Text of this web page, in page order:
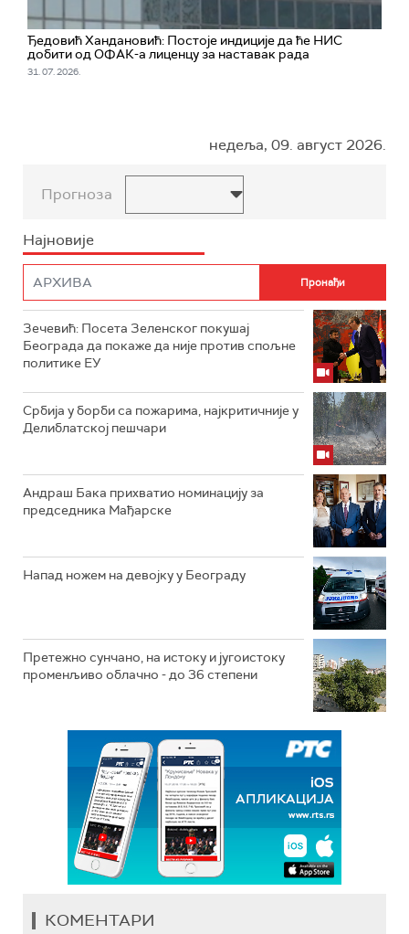
Ђедовић Хандановић: Постоје индиције да ће НИС
добити од ОФАК-а лиценцу за наставак рада
31. 07. 2026.
недеља, 09. август 2026.
Прогноза
Најновије
Зечевић: Посета Зеленског покушај
Београда да покаже да није против спољне
политике ЕУ
Србија у борби са пожарима, најкритичније у
Делиблатској пешчари
Андраш Бака прихватио номинацију за
председника Мађарске
Напад ножем на девојку у Београду
Претежно сунчано, на истоку и југоистоку
променљиво облачно - до 36 степени
КОМЕНТАРИ